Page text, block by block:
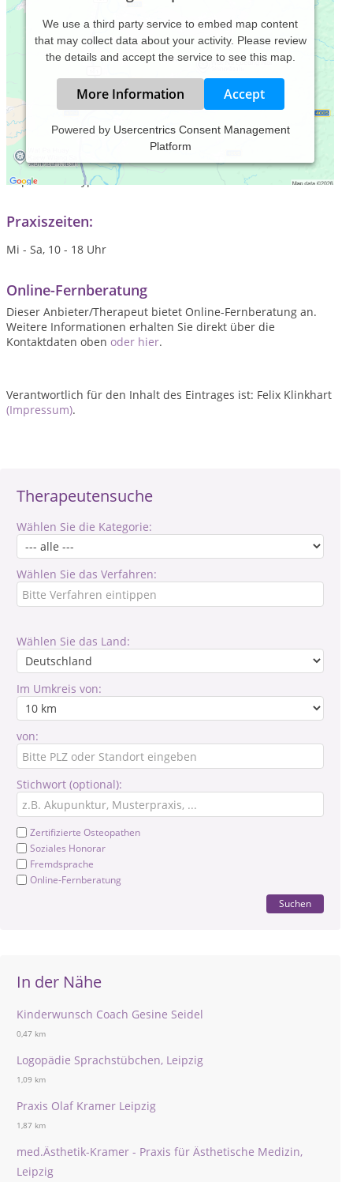
Therapeutensuche
Wählen Sie die Kategorie:
Wählen Sie das Verfahren:
Wählen Sie das Land:
Im Umkreis von:
von:
Stichwort (optional):
Zertifizierte Osteopathen
Soziales Honorar
Fremdsprache
Online-Fernberatung
Suchen
In der Nähe
Kinderwunsch Coach Gesine Seidel
0,47 km
Logopädie Sprachstübchen, Leipzig
1,09 km
Praxis Olaf Kramer Leipzig
1,87 km
med.Ästhetik-Kramer - Praxis für Ästhetische Medizin,
Leipzig
We use a third party service to embed map content
that may collect data about your activity. Please review
the details and accept the service to see this map.
More Information Accept
Powered by Usercentrics Consent Management
Platform
Hypnose in Leipzig und Online Hypnose - Selbstwert,
Selbstliebe, Auflösung mentaler Blockaden uvm.:
https://www.hypnose-felixklinkhart.de/
Praxiszeiten:
Mi - Sa, 10 - 18 Uhr
Online-Fernberatung
Dieser Anbieter/Therapeut bietet Online-Fernberatung an.
Weitere Informationen erhalten Sie direkt über die
Kontaktdaten oben oder hier.
Verantwortlich für den Inhalt des Eintrages ist: Felix Klinkhart
(Impressum).